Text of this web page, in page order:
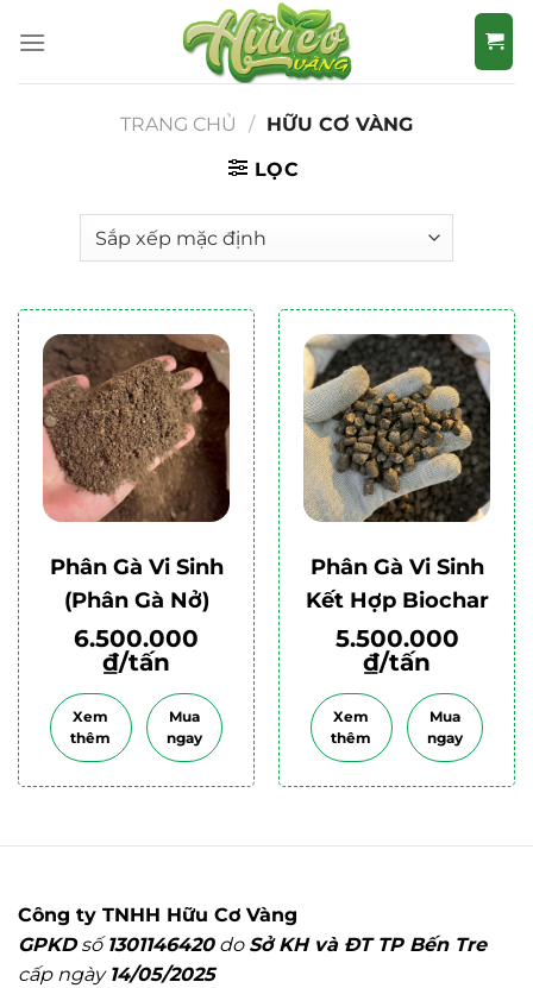
qua
TRANG CHỦ
/ HỮU CƠ VÀNG
LỌC
Phân Gà Vi Sinh
(Phân Gà Nở)
6.500.000
₫/tấn
Xem
thêm
Mua
ngay
Phân Gà Vi Sinh
Kết Hợp Biochar
5.500.000
₫/tấn
Xem
thêm
Mua
ngay
Công ty TNHH Hữu Cơ Vàng
GPKDsố1301146420do Sở KH và ĐT TP Bến Tre
cấp ngày 14/05/2025